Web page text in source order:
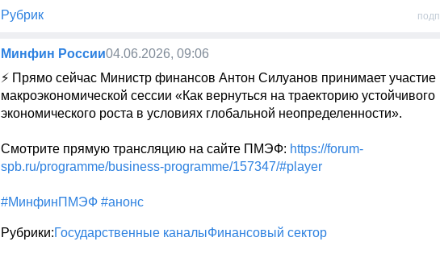
Рубрик
Минфин России04.06.2026, 09:06
⚡️ Прямо сейчас Министр финансов Антон Силуанов принимает участие
макроэкономической сессии «Как вернуться на траекторию устойчивого
экономического роста в условиях глобальной неопределенности».
Смотрите прямую трансляцию на сайте ПМЭФ: https://forum-
spb.ru/programme/business-programme/157347/#player
#МинфинПМЭФ #анонс
Рубрики Государственные каналыФинансовый сектор